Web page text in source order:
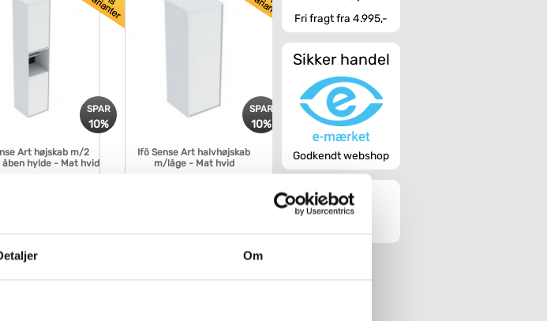
Om
SPAR
10%
Art højskab m/2
åben hylde - Mat hvid
SPAR
10%
Ifö Sense Art halvhøjskab
m/låge - Mat hvid
Fri fragt fra 4.995,-
Sikker handel
Godkendt webshop